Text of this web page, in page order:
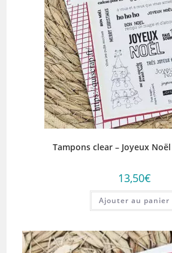
Tampons clear – Joyeux
13,50€
Ajouter au panier